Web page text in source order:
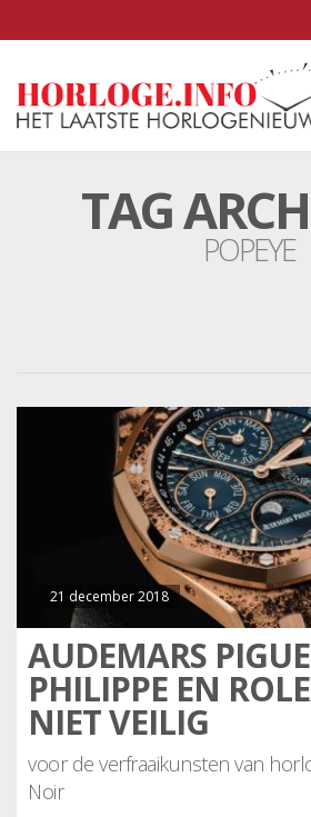
TAG
POPEYE
21 december 2018
AUDEMARS
PHILIPPE EN
NIET VEILIG
voor de verfraaikunsten van
Noir